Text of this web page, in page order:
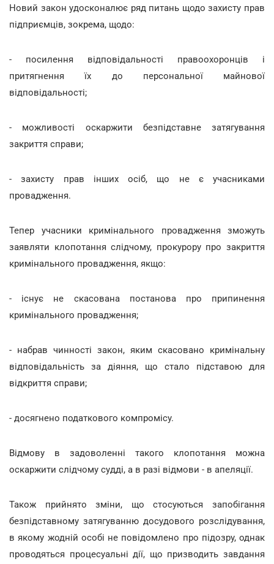
Новий закон удосконалює ряд питань щодо захисту прав
підприємців, зокрема, щодо:
- посилення відповідальності правоохоронців і
притягнення їх до персональної майнової
відповідальності;
- можливості оскаржити безпідставне затягування
закриття справи;
- захисту прав інших осіб, що не є учасниками
провадження.
Тепер учасники кримінального провадження зможуть
заявляти клопотання слідчому, прокурору про закриття
кримінального провадження, якщо:
- існує не скасована постанова про припинення
кримінального провадження;
- набрав чинності закон, яким скасовано кримінальну
відповідальність за діяння, що стало підставою для
відкриття справи;
- досягнено податкового компромісу.
Відмову в задоволенні такого клопотання можна
оскаржити слідчому судді, а в разі відмови - в апеляції.
Також прийнято зміни, що стосуються запобігання
безпідставному затягуванню досудового розслідування,
в якому жодній особі не повідомлено про підозру, однак
проводяться процесуальні дії, що призводить завдання